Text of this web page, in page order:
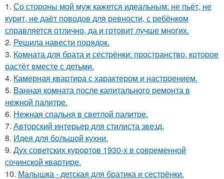
1. Со стороны мой муж кажется идеальным: не пьёт, не
курит, не даёт поводов для ревности, с ребёнком
справляется отлично, да и готовит лучше многих.
2. Решила навести порядок.
3. Комната для брата и сестрёнки: пространство, которое
растёт вместе с детьми.
4. Камерная квартира с характером и настроением.
5. Ванная комната после капитального ремонта в
нежной палитре.
6. Нежная спальня в светлой палитре.
7. Авторский интерьер для стилиста звезд.
8. Идея для большой кухни.
9. Дух советских курортов 1930-х в современной
сочинской квартире.
10. Малышка - детская для братика и сестрёнки.